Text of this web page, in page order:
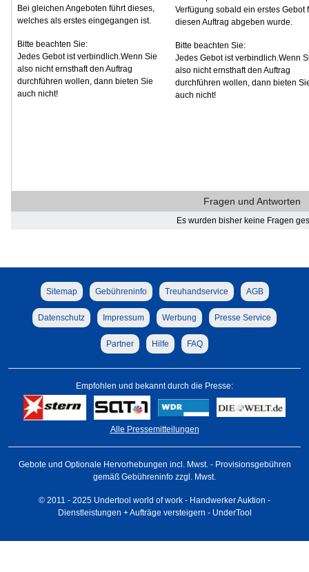
Bei gleichen Angeboten führt dieses,
welches als erstes eingegangen ist.
Bitte beachten Sie:
Jedes Gebot ist verbindlich.Wenn Sie
also nicht ernsthaft den Auftrag
durchführen wollen, dann bieten Sie
auch nicht!
Verfügung sobald ein erstes Gebot
diesen Auftrag abgeben wurde.
Bitte beachten Sie:
Jedes Gebot ist verbindlich.Wenn
also nicht ernsthaft den Auftrag
durchführen wollen, dann bieten
auch nicht!
Fragen und Antworten
Es wurden bisher keine Fragen
Sitemap Gebühreninfo Treuhandservice AGB
Datenschutz Impressum Werbung Presse Service
Partner Hilfe FAQ
Empfohlen und bekannt durch die Presse:
Alle Pressemitteilungen
Gebote und Optionale Hervorhebungen incl. Mwst. - Provisionsgebühren
gemäß Gebühreninfo zzgl. Mwst.
© 2011 - 2025 Undertool world of work - Handwerker Auktion -
Dienstleistungen + Aufträge versteigern - UnderTool